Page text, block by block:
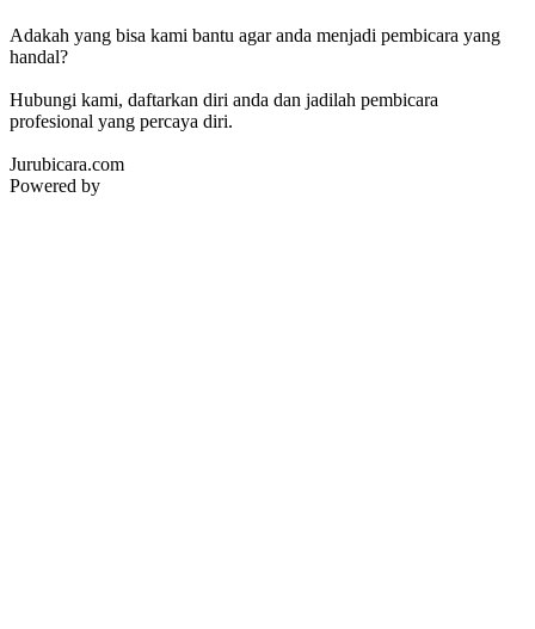
Adakah yang bisa kami bantu agar anda menjadi pembicara yang
handal?
Hubungi kami, daftarkan diri anda dan jadilah pembicara
profesional yang percaya diri.
Jurubicara.com
Powered by